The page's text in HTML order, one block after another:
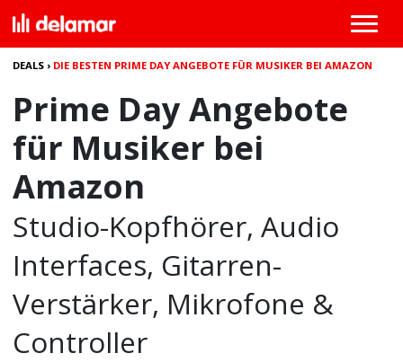
DEALS › DIE BESTEN PRIME DAY ANGEBOTE FÜR MUSIKER BEI AMAZON
Prime Day Angebote
für Musiker bei
Amazon
Studio-Kopfhörer, Audio
Interfaces, Gitarren-
Verstärker, Mikrofone &
Controller